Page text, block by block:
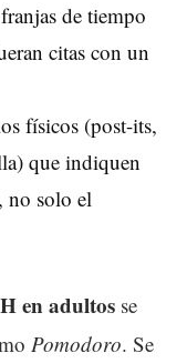
de tiempo
citas con un
físicos (post-its,
que indiquen
no solo el
en adultos se
Pomodoro. Se